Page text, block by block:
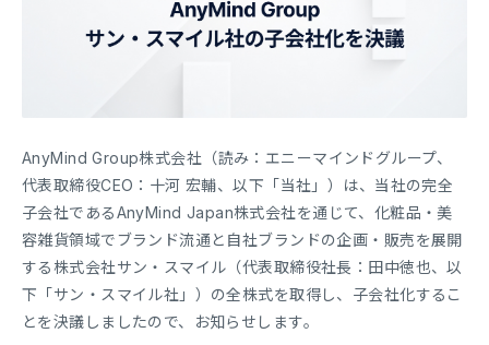
AnyMind Group株式会社（読み：エニーマインドグループ、
代表取締役CEO：十河 宏輔、以下「当社」）は、当社の完全
子会社であるAnyMind Japan株式会社を通じて、化粧品・美
容雑貨領域でブランド流通と自社ブランドの企画・販売を展開
する株式会社サン・スマイル（代表取締役社長：田中徳也、以
下「サン・スマイル社」）の全株式を取得し、子会社化するこ
とを決議しましたので、お知らせします。